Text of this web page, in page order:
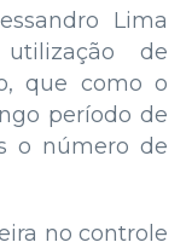
Lima
de
que como o
período de
o número de
no controle